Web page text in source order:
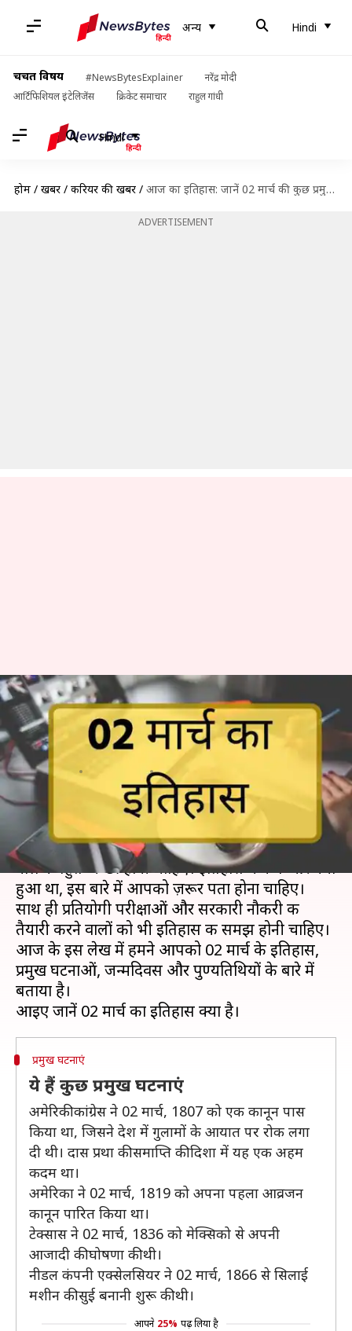
अन्य Hindi
चर्चित विषय #NewsBytesExplainer
नरेंद्र मोदी
आर्टिफिशियल इंटेलिजेंस
क्रिकेट समाचार राहुल गांधी
Hindi
होम / खबरें / करियर की खबरें / आज का इतिहास: जानें 02 मार्च की कुछ प्रमुख घटनाएं, बढ़ाएं अपनी जनरल नॉलेज
ADVERTISEMENT
आज का इतिहास: जानें 02 मार्च की
कुछ प्रमुख घटनाएं, बढ़ाएं अपनी
जनरल नॉलेज
लेखन मोना दीक्षित 08:37 am
क्या है खबर?
अगर आप UPSC की तैयारी कर रहे हैं तो आपकी जनरल
नॉलेज बहुत अच्छी होनी चाहिए। इतिहास में कब और क्या
हुआ था, इस बारे में आपको ज़रूर पता होना चाहिए।
साथ ही प्रतियोगी परीक्षाओं और सरकारी नौकरी की
तैयारी करने वालों को भी इतिहास की समझ होनी चाहिए।
आज के इस लेख में हमने आपको 02 मार्च के इतिहास,
प्रमुख घटनाओं, जन्मदिवस और पुण्यतिथियों के बारे में
बताया है।
प्रमुख घटनाएं
ये हैं कुछ प्रमुख घटनाएं
अमेरिकी कांग्रेस ने 02 मार्च, 1807 को एक कानून पास
किया था, जिसने देश में गुलामों के आयात पर रोक लगा
दी थी। दास प्रथा की समाप्ति की दिशा में यह एक अहम
कदम था।
अमेरिका ने 02 मार्च, 1819 को अपना पहला आव्रजन
कानून पारित किया था।
टेक्सास ने 02 मार्च, 1836 को मेक्सिको से अपनी
आजादी की घोषणा की थी।
नीडल कंपनी एक्सेलसियर ने 02 मार्च, 1866 से सिलाई
मशीन की सुई बनानी शुरू की थी।
आपने 25% पढ़ लिया है